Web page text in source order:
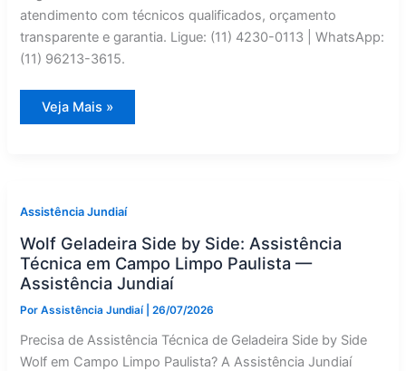
atendimento com técnicos qualificados, orçamento
transparente e garantia. Ligue: (11) 4230-0113 | WhatsApp:
(11) 96213-3615.
Manutenção
Corretiva
em
Jarinu
Assistência
Jundiaí
Veja Mais »
Assistência Jundiaí
Wolf Geladeira Side by Side: Assistência
Técnica em Campo Limpo Paulista —
Assistência Jundiaí
PorAssistência Jundiaí |26/07/2026
Precisa de Assistência Técnica de Geladeira Side by Side
Wolf em Campo Limpo Paulista? A Assistência Jundiaí